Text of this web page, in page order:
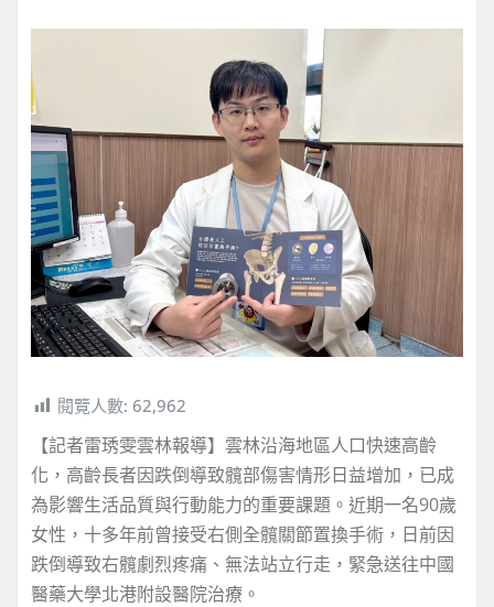
閱覽人數: 62,962
【記者雷琇雯雲林報導】雲林沿海地區人口快速高齡
化，高齡長者因跌倒導致髖部傷害情形日益增加，已成
為影響生活品質與行動能力的重要課題。近期一名90歲
女性，十多年前曾接受右側全髖關節置換手術，日前因
跌倒導致右髖劇烈疼痛、無法站立行走，緊急送往中國
醫藥大學北港附設醫院治療。